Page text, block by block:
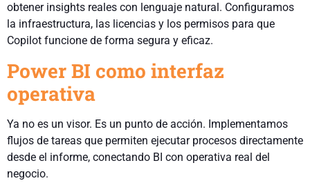
obtener insights reales con lenguaje natural. Configuramos
la infraestructura, las licencias y los permisos para que
Copilot funcione de forma segura y eficaz.
Power BI como interfaz
operativa
Ya no es un visor. Es un punto de acción. Implementamos
flujos de tareas que permiten ejecutar procesos directamente
desde el informe, conectando BI con operativa real del
negocio.